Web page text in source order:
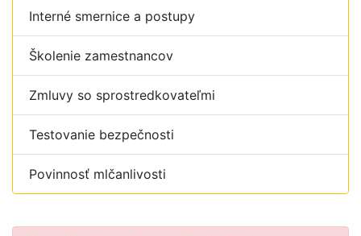
Interné smernice a postupy
Školenie zamestnancov
Zmluvy so sprostredkovateľmi
Testovanie bezpečnosti
Povinnosť mlčanlivosti